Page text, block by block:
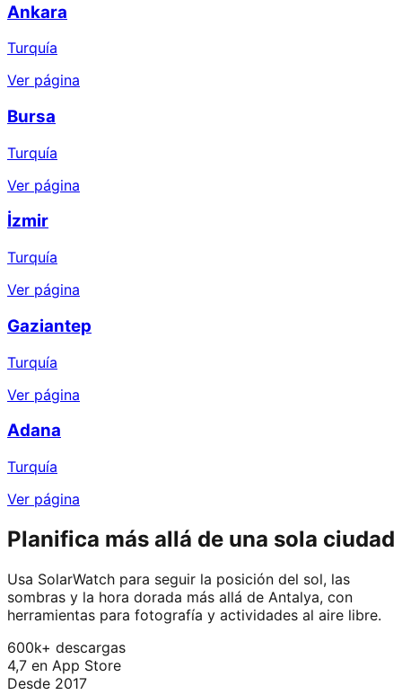
Ankara
Turquía
Ver página
Bursa
Turquía
Ver página
İzmir
Turquía
Ver página
Gaziantep
Turquía
Ver página
Adana
Turquía
Ver página
Planifica más allá de una sola ciudad
Usa SolarWatch para seguir la posición del sol, las
sombras y la hora dorada más allá de Antalya, con
herramientas para fotografía y actividades al aire libre.
600k+ descargas
4,7 en App Store
Desde 2017